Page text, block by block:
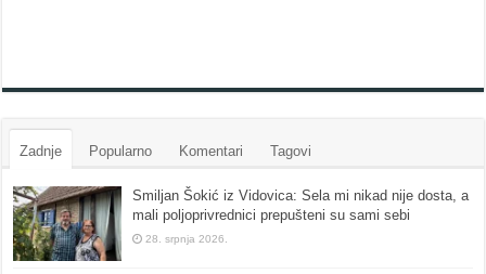
Zadnje Popularno Komentari Tagovi
Smiljan Šokić iz Vidovica: Sela mi nikad nije dosta, a
mali poljoprivrednici prepušteni su sami sebi
28. srpnja 2026.